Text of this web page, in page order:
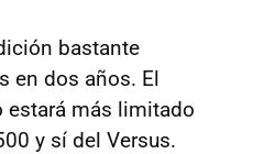
bastante
en dos años. El
estará más limitado
y sí del Versus.